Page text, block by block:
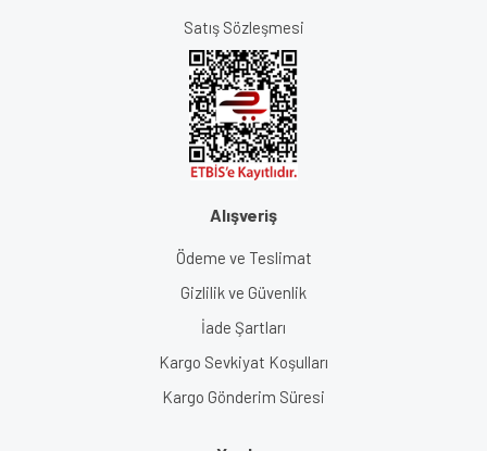
Satış Sözleşmesi
Alışveriş
Ödeme ve Teslimat
Gizlilik ve Güvenlik
İade Şartları
Kargo Sevkiyat Koşulları
Kargo Gönderim Süresi